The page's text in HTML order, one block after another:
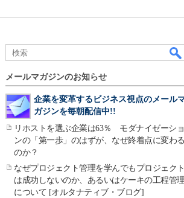
メールマガジンのお知らせ
企業を変革するビジネス視点のメール
ガジンを毎朝配信中!!
リホストを選ぶ企業は63％ モダナイゼーショ
ンの「第一歩」のはずが、なぜ終着点に変わる
のか？
なぜプロジェクト管理を学んでもプロジェクト
は成功しないのか、あるいはケーキの工程管理
について [オルタナティブ・ブログ]